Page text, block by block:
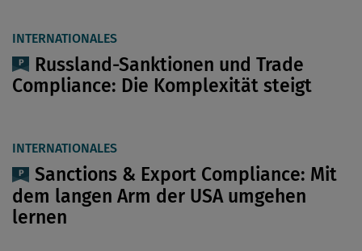
INTERNATIONALES
Russland-Sanktionen und Trade
Compliance: Die Komplexität steigt
INTERNATIONALES
Sanctions & Export Compliance: Mit
dem langen Arm der USA umgehen
lernen